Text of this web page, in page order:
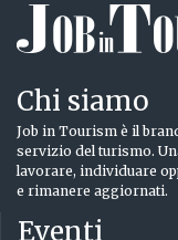
Chi siamo
Job in Tourism è il
servizio del turismo.
lavorare, individuare
e rimanere aggiornati.
Eventi